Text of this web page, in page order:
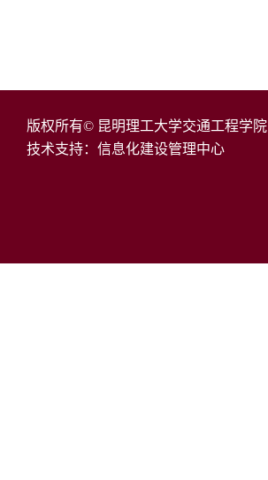
版权所有© 昆明理工大学交通工程学院
技术支持：信息化建设管理中心